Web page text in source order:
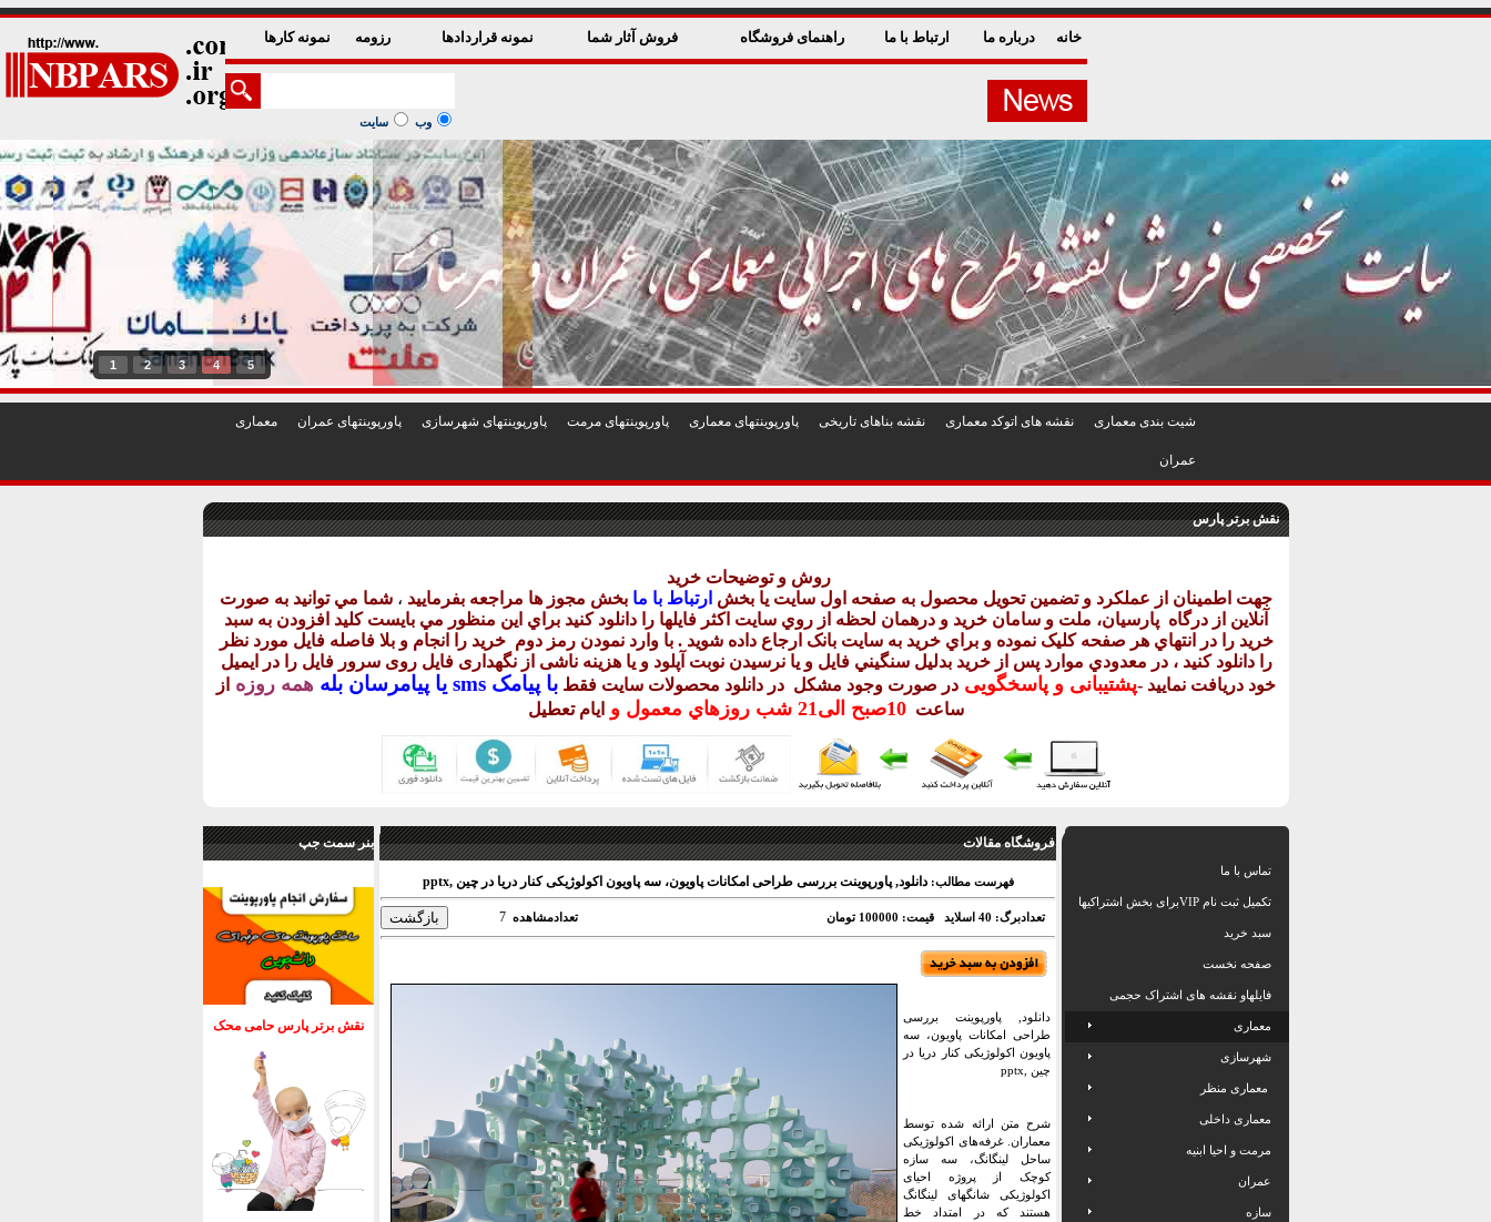
خانه درباره ما ارتباط با ما راهنمای فروشگاه فروش آثار شما نمونه قراردادها رزومه نمونه کارها
وب سایت
1 2 3 4 5
شيت بندی معماری نقشه های اتوکد معماری نقشه بناهای تاريخی پاورپوينتهای معماری پاورپوينتهای مرمت پاورپوينتهای شهرسازی پاورپوينتهای عمران معماری
عمران
نقش برتر پارس
روش و توضيحات خريد
جهت اطمينان از عملکرد و تضمين تحويل محصول به صفحه اول سايت يا بخش ارتباط با ما بخش مجوز ها مراجعه بفرماييد ، شما مي توانيد به صورت
آنلاين از درگاه پارسيان، ملت و سامان خريد و درهمان لحظه از روي سايت اکثر فايلها را دانلود کنيد براي اين منظور مي بايست کليد افزودن به سبد
خريد را در انتهاي هر صفحه کليک نموده و براي خريد به سايت بانک ارجاع داده شويد . با وارد نمودن رمز دوم خريد را انجام و بلا فاصله فايل مورد نظر
را دانلود کنيد ، در معدودي موارد پس از خريد بدليل سنگيني فايل و يا نرسيدن نوبت آپلود و يا هزينه ناشی از نگهداری فايل روی سرور فايل را در ايميل
خود دريافت نماييد -پشتيبانی و پاسخگويی در صورت وجود مشکل در دانلود محصولات سايت فقط با پيامک sms يا پيامرسان بله همه روزه از
ساعت 10صبح الی21 شب روزهاي معمول و ايام تعطيل
بنر سمت جپ
نقش برتر پارس حامی محک
فروشگاه مقالات
فهرست مطالب: دانلود, پاورپوینت بررسی طراحی امکانات پاویون، سه پاویون اکولوژیکی کنار دریا در چین ,pptx
تعدادبرگ: 40 اسلاید قیمت: 100000 تومان تعدادمشاهده 7
دانلود, پاورپوینت بررسی
طراحی امکانات پاویون، سه
پاویون اکولوژیکی کنار دریا در
چین ,pptx
شرح متن ارائه شده توسط
معماران. غرفه‌های اکولوژیکی
ساحل لینگانگ، سه سازه
کوچک از پروژه احیای
اکولوژیکی شانگهای لینگانگ
هستند که در امتداد خط
تماس با ما
تکمیل ثبت نام VIPبرای بخش اشتراکیها
سبد خرید
صفحه نخست
فایلهاو نقشه های اشتراک حجمی
معماری
شهرسازی
معماری منظر
معماری داخلی
مرمت و احیا ابنیه
عمران
سازه